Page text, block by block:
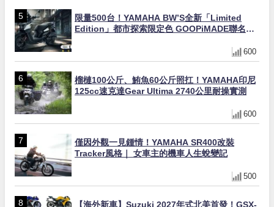
限量500台！YAMAHA BW’S全新「Limited
Edition」都市探索限定色 GOOPiMADE聯名包
600
榴槤100公斤、鮪魚60公斤照扛！YAMAHA印尼
125cc速克達Gear Ultima 2740公里耐操實測
600
僅因外觀一見鍾情！YAMAHA SR400改裝
Tracker風格｜ 女車主的機車人生蛻變記
500
【海外新車】Suzuki 2027年式北美首發！GSX-